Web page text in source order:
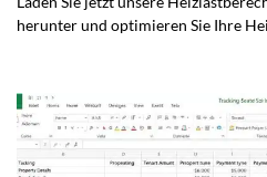
herunter und optimieren Sie Ihre